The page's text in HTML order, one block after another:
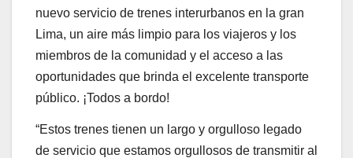
nuevo servicio de trenes interurbanos en la gran
Lima, un aire más limpio para los viajeros y los
miembros de la comunidad y el acceso a las
oportunidades que brinda el excelente transporte
público. ¡Todos a bordo!
“Estos trenes tienen un largo y orgulloso legado
de servicio que estamos orgullosos de transmitir al